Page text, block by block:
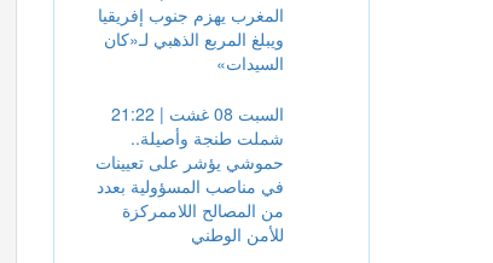
السبت 08 غشت | 23:21
المغرب يهزم جنوب إفريقيا
ويبلغ المربع الذهبي لـ«كان
السبت 08 غشت | 21:22
شملت طنجة وأصيلة..
حموشي يؤشر على تعيينات
في مناصب المسؤولية بعدد
من المصالح اللاممركزة